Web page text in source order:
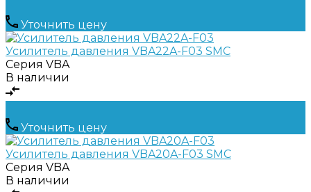
Уточнить цену
Усилитель давления VBA22A-F03 SMC
Серия VBA
В наличии
Уточнить цену
Усилитель давления VBA20A-F03 SMC
Серия VBA
В наличии